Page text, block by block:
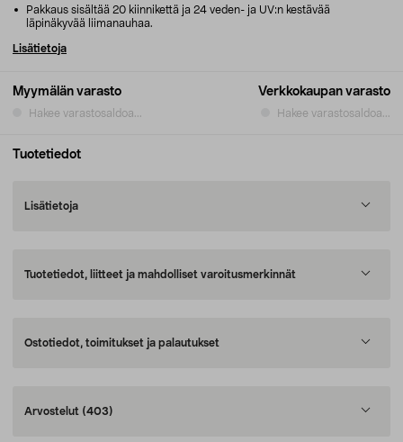
Myymälän varasto
Hakee varastosaldoa...
Verkkokaupan varasto
Hakee varastosaldoa...
Pakkaus sisältää 20 kiinnikettä ja 24 veden- ja UV:n kestävää
läpinäkyvää liimanauhaa.
Lisätietoja
Tuotetiedot
Lisätietoja
Tuotetiedot, liitteet ja mahdolliset varoitusmerkinnät
Ostotiedot, toimitukset ja palautukset
Arvostelut (403)